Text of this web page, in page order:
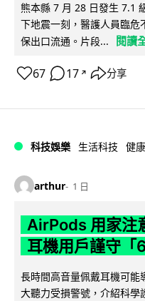
熊本縣 7 月 28 日發生 7.1
下地震一刻，醫護人員臨危
保出口流通。片段...
閱讀
67 17 ↗ 分享
科技娛樂 生活科技 健康
arthur 1 日
AirPods 用家注
耳機用戶謹守
長時間高音量佩戴耳機可
大聽力受損警號，介紹科